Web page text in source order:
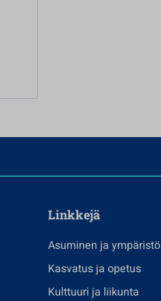
Linkkejä
Asuminen ja ympäristö
Kasvatus ja opetus
Kulttuuri ja liikunta